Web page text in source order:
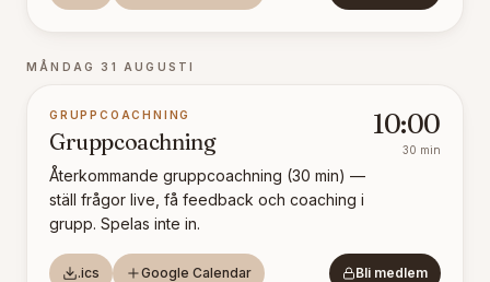
MÅNDAG 31 AUGUSTI
GRUPPCOACHNING
Gruppcoachning
Återkommande gruppcoachning (30 min) —
ställ frågor live, få feedback och coaching i
grupp. Spelas inte in.
10:00
30 min
.ics Google Calendar Bli medlem